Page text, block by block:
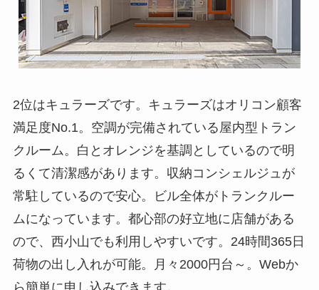
2位はキュラーズです。キュラーズはオリコン顧客
満足度No.1。空調が完備されている屋内型トラン
クルーム。白とオレンジを基調としているので明
るくて清潔感があります。収納コンシェルジュが
常駐しているので安心。ビル全体がトランクルー
ムになっています。都心部の好立地に店舗がある
ので、西小山でも利用しやすいです。24時間365日
荷物の出し入れが可能。月々2000円台～。Webか